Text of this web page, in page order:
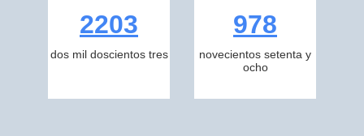
2203
dos mil doscientos tres
978
novecientos setenta y
ocho